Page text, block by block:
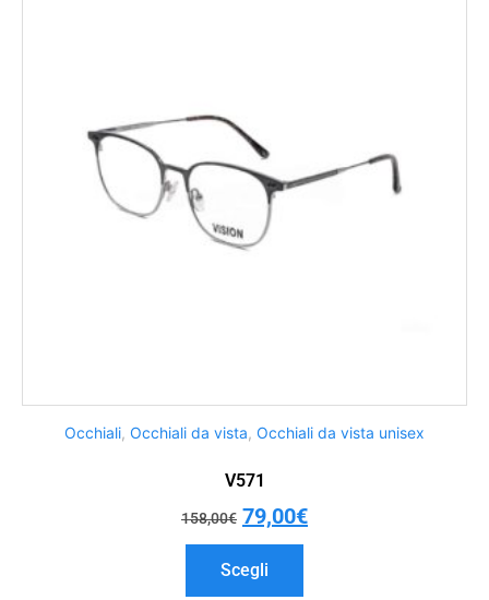
Occhiali, Occhiali da vista, Occhiali da vista unisex
V571
158,00€ 79,00€
Scegli